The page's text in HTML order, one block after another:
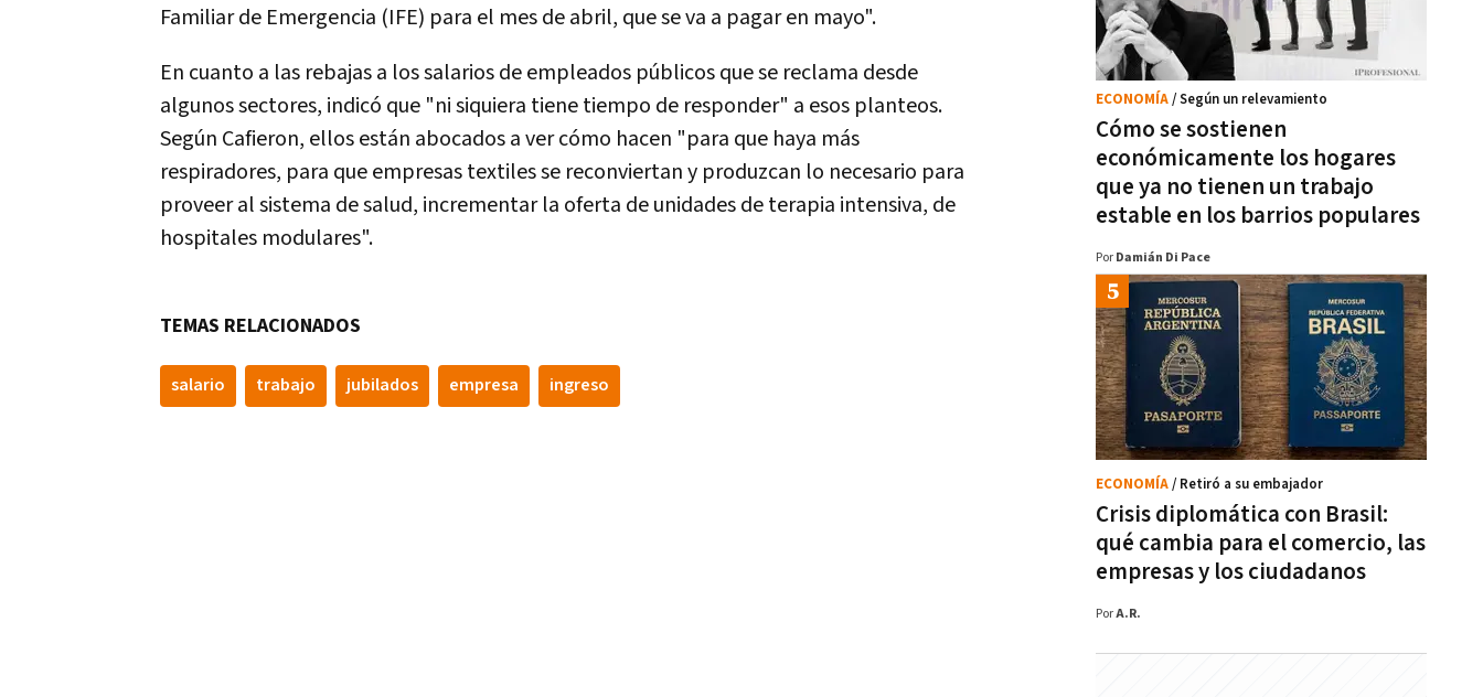
Familiar de Emergencia (IFE) para el mes de abril, que se va a pagar en mayo".
En cuanto a las rebajas a los salarios de empleados públicos que se reclama desde
algunos sectores, indicó que "ni siquiera tiene tiempo de responder" a esos planteos.
Según Cafieron, ellos están abocados a ver cómo hacen "para que haya más
respiradores, para que empresas textiles se reconviertan y produzcan lo necesario para
proveer al sistema de salud, incrementar la oferta de unidades de terapia intensiva, de
hospitales modulares".
TEMAS RELACIONADOS
salario trabajo jubilados empresa ingreso
Cómo se sostienen
económicamente los hogares
que ya no tienen un trabajo
estable en los barrios populares
ECONOMÍA/ Según un relevamiento
Por Damián Di Pace
Crisis diplomática con Brasil:
qué cambia para el comercio, las
empresas y los ciudadanos
ECONOMÍA/ Retiró a su embajador
PorA.R.